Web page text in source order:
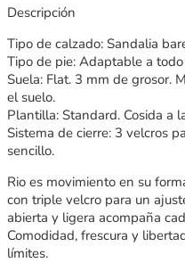
Descripción
Tipo de calzado: Sandalia
Tipo de pie: Adaptable a
Suela: Flat. 3 mm de grosor.
el suelo.
Plantilla: Standard. Cosida a
Sistema de cierre: 3 velcros
sencillo.
Rio es movimiento en su
con triple velcro para un
abierta y ligera acompaña
Comodidad, frescura y
límites.